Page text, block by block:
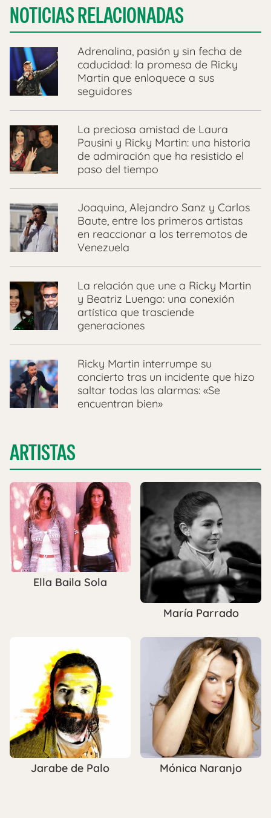
NOTICIAS RELACIONADAS
Adrenalina, pasión y sin fecha de
caducidad: la promesa de Ricky
Martin que enloquece a sus
seguidores
La preciosa amistad de Laura
Pausini y Ricky Martin: una historia
de admiración que ha resistido el
paso del tiempo
Joaquina, Alejandro Sanz y Carlos
Baute, entre los primeros artistas
en reaccionar a los terremotos de
Venezuela
La relación que une a Ricky Martin
y Beatriz Luengo: una conexión
artística que trasciende
generaciones
Ricky Martin interrumpe su
concierto tras un incidente que hizo
saltar todas las alarmas: «Se
encuentran bien»
ARTISTAS
Ella Baila Sola
María Parrado
Jarabe de Palo Mónica Naranjo